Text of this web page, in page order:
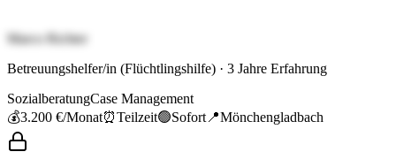
Marco Richter
Betreuungshelfer/in (Flüchtlingshilfe) · 3 Jahre Erfahrung
SozialberatungCase Management
💰3.200 €/Monat⏰Teilzeit🟢Sofort 📍Mönchengladbach